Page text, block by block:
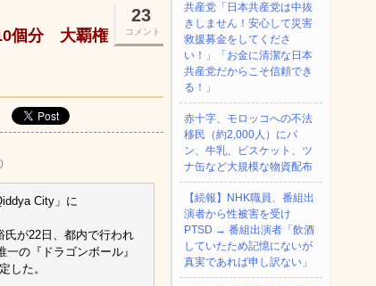
23
コメント
個分 大覇権
City」に
氏が22日、都内で行われ
の『ドラゴンボール』
した。
共産党「日本共産党は中抜
きしません！安心して災害
救援募金をしてくださ
い！」「お金に清潔な日本
共産党だからこそ信頼でき
る！」
赤十字、モロッコへの不法
移民（約2,000人）にパ
ン、牛乳、ビスケット、ツ
ナ缶など大規模な物資配布
【続報】NHK職員、番組出
演者から性被害を受け
PTSD → 番組出演者「飲酒
していたため記憶にないが
真実であれば申し訳ない」